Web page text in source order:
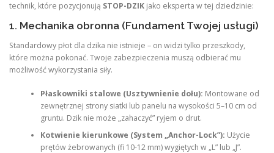
technik, które pozycjonują STOP-DZIK jako eksperta w tej dziedzinie:
1. Mechanika obronna (Fundament Twojej usługi)
Standardowy płot dla dzika nie istnieje – on widzi tylko przeszkody,
które można pokonać. Twoje zabezpieczenia muszą odbierać mu
możliwość wykorzystania siły.
Płaskowniki stalowe (Usztywnienie dołu): Montowane od
zewnętrznej strony siatki lub panelu na wysokości 5–10 cm od
gruntu. Dzik nie może „zahaczyć” ryjem o drut.
Kotwienie kierunkowe (System „Anchor-Lock”): Użycie
prętów żebrowanych (fi 10-12 mm) wygiętych w „L” lub „J”.